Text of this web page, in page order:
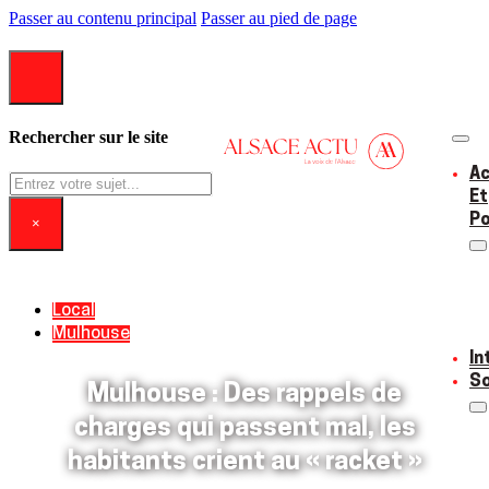
Passer au contenu principal Passer au pied de page
Et
Rechercher sur le site
Rechercher
×
Local
Mulhouse
Mulhouse : Des rappels de
charges qui passent mal, les
habitants crient au « racket »